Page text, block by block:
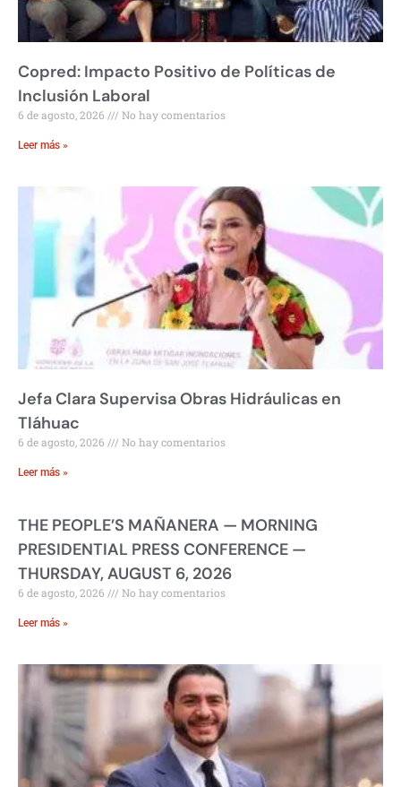
Copred: Impacto Positivo de Políticas de
Inclusión Laboral
6 de agosto, 2026 No hay comentarios
Leer más »
Jefa Clara Supervisa Obras Hidráulicas en
Tláhuac
6 de agosto, 2026 No hay comentarios
Leer más »
THE PEOPLE’S MAÑANERA — MORNING
PRESIDENTIAL PRESS CONFERENCE —
THURSDAY, AUGUST 6, 2026
6 de agosto, 2026 No hay comentarios
Leer más »